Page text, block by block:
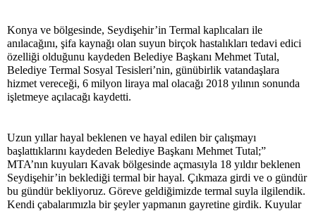
Konya ve bölgesinde, Seydişehir’in Termal kaplıcaları ile
anılacağını, şifa kaynağı olan suyun birçok hastalıkları tedavi edici
özelliği olduğunu kaydeden Belediye Başkanı Mehmet Tutal,
Belediye Termal Sosyal Tesisleri’nin, günübirlik vatandaşlara
hizmet vereceği, 6 milyon liraya mal olacağı 2018 yılının sonunda
işletmeye açılacağı kaydetti.
Uzun yıllar hayal beklenen ve hayal edilen bir çalışmayı
başlattıklarını kaydeden Belediye Başkanı Mehmet Tutal;”
MTA’nın kuyuları Kavak bölgesinde açmasıyla 18 yıldır beklenen
Seydişehir’in beklediği termal bir hayal. Çıkmaza girdi ve o gündür
bu gündür bekliyoruz. Göreve geldiğimizde termal suyla ilgilendik.
Kendi çabalarımızla bir şeyler yapmanın gayretine girdik. Kuyular